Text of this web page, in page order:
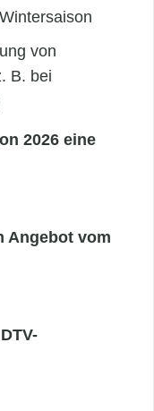
von
B. bei
2026 eine
Angebot vom